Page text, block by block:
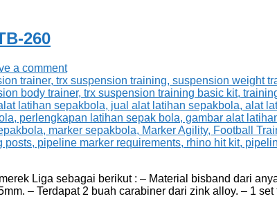
260
a comment
Liga sebagai berikut : – Material bisband dari
– Terdapat 2 buah carabiner dari zink alloy. – 1